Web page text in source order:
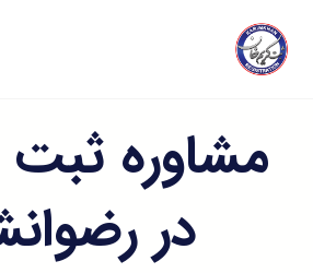
مشاوره
در